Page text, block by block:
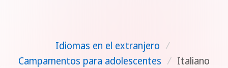
Idiomas en el extranjero /
Campamentos para adolescentes / Italiano